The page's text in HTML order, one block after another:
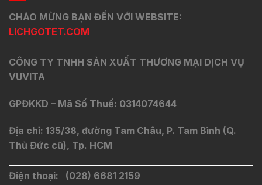
CHÀO MỪNG BẠN ĐẾN VỚI WEBSITE:
LICHGOTET.COM
CÔNG TY TNHH SẢN XUẤT THƯƠNG MẠI DỊCH VỤ
VUVITA
GPĐKKD – Mã Số Thuế: 0314074644
Địa chỉ: 135/38, đường Tam Châu, P. Tam Bình (Q.
Thủ Đức cũ), Tp. HCM
Điện thoại: (028) 6681 2159